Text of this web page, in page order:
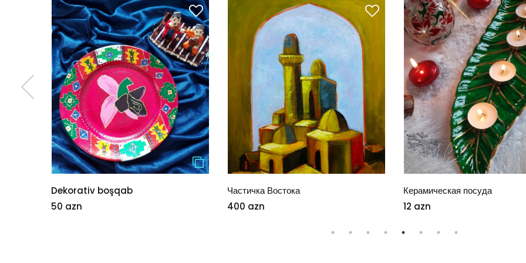
Dekorativ boşqab
50 azn
Частичка Востока
400 azn
Керамическая посуда
12 azn